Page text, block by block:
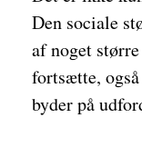
Den sociale
af noget
fortsætte,
byder på